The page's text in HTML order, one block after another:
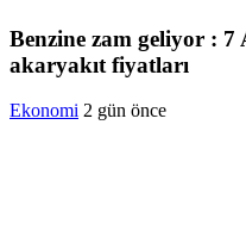
Benzine zam geliyor : 7
akaryakıt fiyatları
Ekonomi 2 gün önce